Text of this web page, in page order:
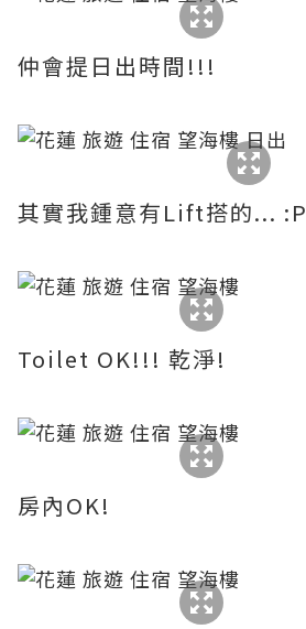
仲會提日出時間!!!
其實我鍾意有Lift搭的... :P
Toilet OK!!! 乾淨!
房內OK!